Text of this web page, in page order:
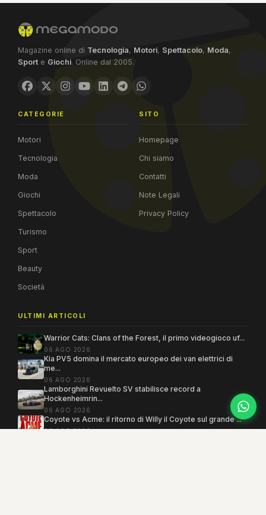
Magazine online di Tecnologia, Motori, Spettacolo, Moda,
Sport e Giochi. Online dal 2005.
CATEGORIE
Motori
Tecnologia
Moda
Giochi
Spettacolo
Turismo
Sport
Beauty
Società
SITO
Homepage
Chi siamo
Contatti
Note Legali
Privacy Policy
ULTIMI ARTICOLI
Warrior Cats: Clans of the Forest, il primo videogioco uf...
06 AGO 2026
Kia PV5 domina il mercato europeo dei van elettrici di
me...
06 AGO 2026
Lamborghini Revuelto SV stabilisce record a
Hockenheimrin...
06 AGO 2026
Coyote vs Acme: il ritorno di Willy il Coyote sul grande ...
06 AGO 2026